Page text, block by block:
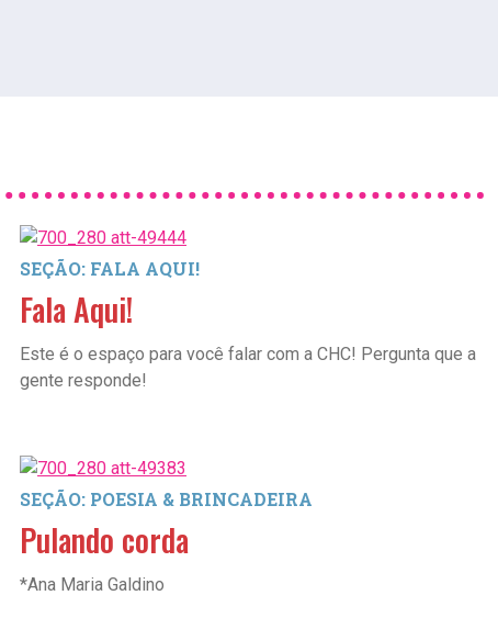
SEÇÃO: FALA AQUI!
Fala Aqui!
Este é o espaço para você falar com a CHC! Pergunta que a
gente responde!
SEÇÃO: POESIA & BRINCADEIRA
Pulando corda
*Ana Maria Galdino